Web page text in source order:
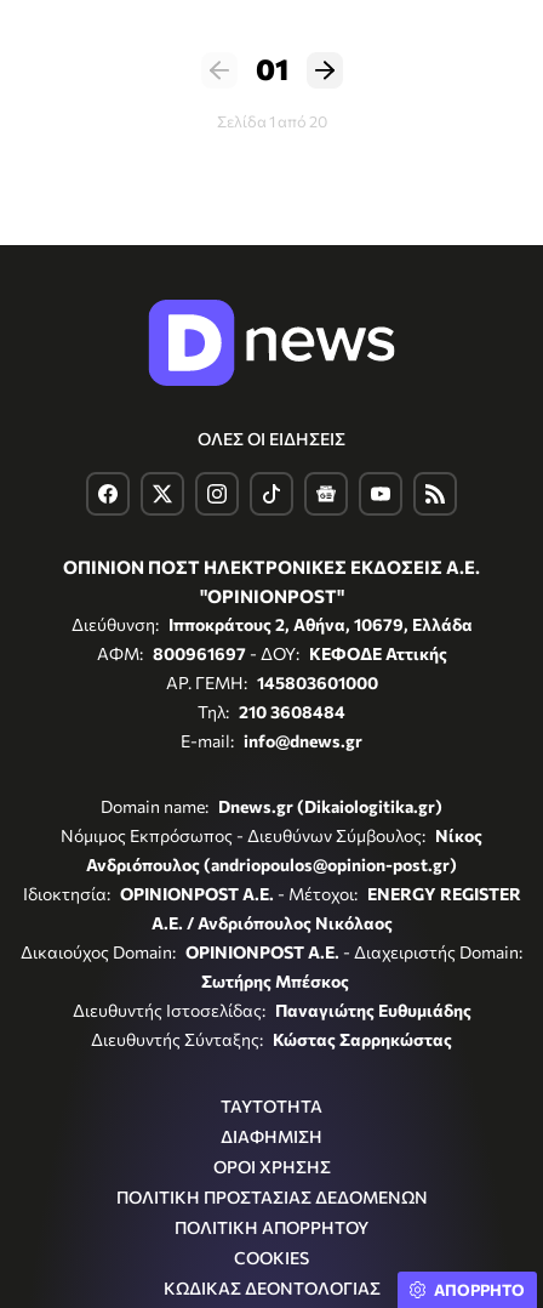
01
Σελίδα 1 από 20
ΟΛΕΣ ΟΙ ΕΙΔΗΣΕΙΣ
ΟΠΙΝΙΟΝ ΠΟΣΤ ΗΛΕΚΤΡΟΝΙΚΕΣ ΕΚΔΟΣΕΙΣ Α.Ε.
"OPINIONPOST"
Διεύθυνση: Ιπποκράτους 2, Αθήνα, 10679, Ελλάδα
ΑΦΜ: 800961697- ΔΟΥ: ΚΕΦΟΔΕ Αττικής
ΑΡ. ΓΕΜΗ: 145803601000
Τηλ: 210 3608484
E-mail: info@dnews.gr
Domain name: Dnews.gr (Dikaiologitika.gr)
Νόμιμος Εκπρόσωπος - Διευθύνων Σύμβουλος: Νίκος
Ανδριόπουλος (andriopoulos@opinion-post.gr)
Ιδιοκτησία: OPINIONPOST A.E. - Μέτοχοι: ENERGY REGISTER
Α.Ε. / Ανδριόπουλος Νικόλαος
Δικαιούχος Domain: OPINIONPOST A.E. - Διαχειριστής Domain:
Σωτήρης Μπέσκος
Διευθυντής Ιστοσελίδας: Παναγιώτης Ευθυμιάδης
Διευθυντής Σύνταξης: Κώστας Σαρρηκώστας
ΤΑΥΤΟΤΗΤΑ
ΔΙΑΦΗΜΙΣΗ
ΟΡΟΙ ΧΡΗΣΗΣ
ΠΟΛΙΤΙΚΗ ΠΡΟΣΤΑΣΙΑΣ ΔΕΔΟΜΕΝΩΝ
ΠΟΛΙΤΙΚΗ ΑΠΟΡΡΗΤΟΥ
COOKIES
ΚΩΔΙΚΑΣ ΔΕΟΝΤΟΛΟΓΙΑΣ
ΑΠΟΡΡΗΤΟ